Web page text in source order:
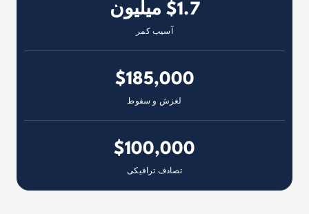
$1.7 میلیون
آسیب کمر
$185,000
لغزش و سقوط
$100,000
تصادف ترافیکی